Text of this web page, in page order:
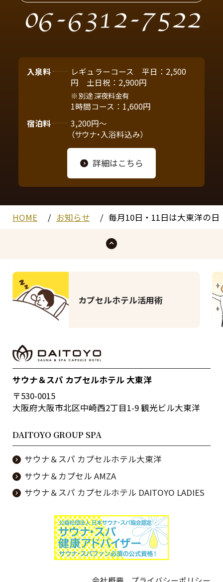
06-6312-7522
入泉料
レギュラーコース 平日：2,500
円 土日祝：2,900円
別途 深夜料金有
1時間コース：1,600円
宿泊料
3,200円～
（サウナ・入浴料込み）
詳細はこちら
HOME お知らせ 毎月10日・11日は大東洋の日
カプセルホテル活用術
サウナ＆スパ カプセルホテル 大東洋
〒530-0015
大阪府大阪市北区中崎西2丁目1-9 観光ビル大東洋
DAITOYO GROUP SPA
サウナ＆スパ カプセルホテル大東洋
サウナ＆カプセル AMZA
サウナ＆スパ カプセルホテル DAITOYO LADIES